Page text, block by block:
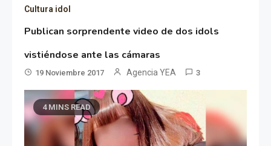
Cultura idol
Publican sorprendente video de dos idols
vistiéndose ante las cámaras
19 Noviembre 2017 Agencia YEA 3
4 MINS READ